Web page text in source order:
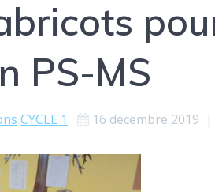
PS-MS
CYCLE 1 16 décembre 2019